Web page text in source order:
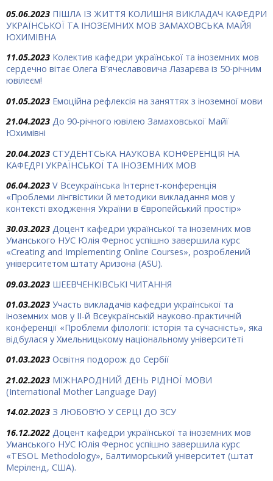
05.06.2023 ПІШЛА ІЗ ЖИТТЯ КОЛИШНЯ ВИКЛАДАЧ КАФЕДРИ
УКРАЇНСЬКОЇ ТА ІНОЗЕМНИХ МОВ ЗАМАХОВСЬКА МАЙЯ
ЮХИМІВНА
11.05.2023 Колектив кафедри української та іноземних мов
сердечно вітає Олега В'ячеславовича Лазарєва із 50-річним
ювілеєм!
01.05.2023 Емоційна рефлексія на заняттях з іноземної мови
21.04.2023 До 90-річного ювілею Замаховської Майї
Юхимівні
20.04.2023 СТУДЕНТСЬКА НАУКОВА КОНФЕРЕНЦІЯ НА
КАФЕДРІ УКРАЇНСЬКОЇ ТА ІНОЗЕМНИХ МОВ
06.04.2023 V Всеукраїнська Інтернет-конференція
«Проблеми лінгвістики й методики викладання мов у
контексті входження України в Європейський простір»
30.03.2023 Доцент кафедри української та іноземних мов
Уманського НУС Юлія Фернос успішно завершила курс
«Creating and Implementing Online Courses», розроблений
університетом штату Аризона (ASU).
09.03.2023 ШЕЕВЧЕНКІВСЬКІ ЧИТАННЯ
01.03.2023 Участь викладачів кафедри української та
іноземних мов у ІІ-й Всеукраїнській науково-практичній
конференції «Проблеми філології: історія та сучасність», яка
відбулася у Хмельницькому національному університеті
01.03.2023 Освітня подорож до Сербії
21.02.2023 МІЖНАРОДНИЙ ДЕНЬ РІДНОЇ МОВИ
(International Mother Language Day)
14.02.2023 З ЛЮБОВ’Ю У СЕРЦІ ДО ЗСУ
16.12.2022 Доцент кафедри української та іноземних мов
Уманського НУС Юлія Фернос успішно завершила курс
«TESOL Methodology», Балтиморський університет (штат
Меріленд, США).